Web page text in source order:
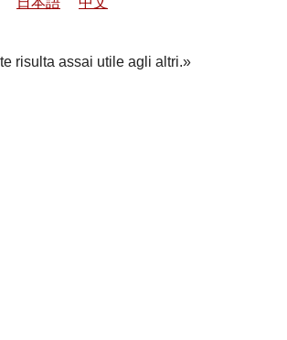
risulta assai utile agli altri.